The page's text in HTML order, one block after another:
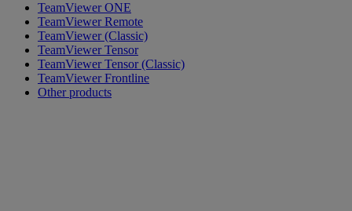
TeamViewer ONE
TeamViewer Remote
TeamViewer (Classic)
TeamViewer Tensor
TeamViewer Tensor (Classic)
TeamViewer Frontline
Other products